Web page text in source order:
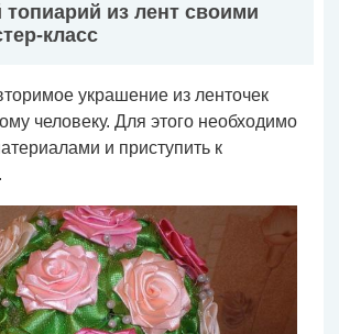
из лент своими
класс
украшение из ленточек
человеку. Для этого необходимо
и приступить к